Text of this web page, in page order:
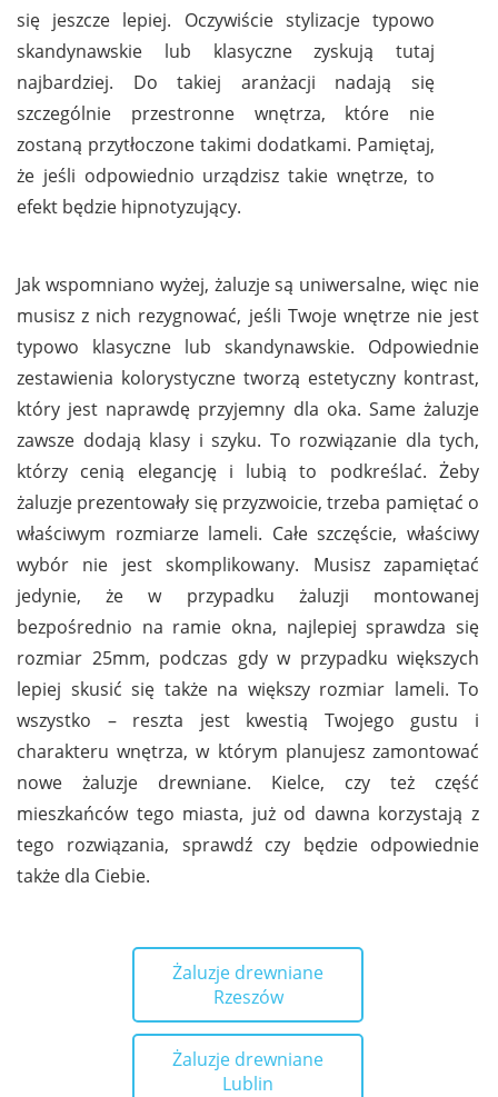
się jeszcze lepiej. Oczywiście stylizacje typowo
skandynawskie lub klasyczne zyskują tutaj
najbardziej. Do takiej aranżacji nadają się
szczególnie przestronne wnętrza, które nie
zostaną przytłoczone takimi dodatkami. Pamiętaj,
że jeśli odpowiednio urządzisz takie wnętrze, to
efekt będzie hipnotyzujący.
Jak wspomniano wyżej, żaluzje są uniwersalne, więc nie
musisz z nich rezygnować, jeśli Twoje wnętrze nie jest
typowo klasyczne lub skandynawskie. Odpowiednie
zestawienia kolorystyczne tworzą estetyczny kontrast,
który jest naprawdę przyjemny dla oka. Same żaluzje
zawsze dodają klasy i szyku. To rozwiązanie dla tych,
którzy cenią elegancję i lubią to podkreślać. Żeby
żaluzje prezentowały się przyzwoicie, trzeba pamiętać o
właściwym rozmiarze lameli. Całe szczęście, właściwy
wybór nie jest skomplikowany. Musisz zapamiętać
jedynie, że w przypadku żaluzji montowanej
bezpośrednio na ramie okna, najlepiej sprawdza się
rozmiar 25mm, podczas gdy w przypadku większych
lepiej skusić się także na większy rozmiar lameli. To
wszystko – reszta jest kwestią Twojego gustu i
charakteru wnętrza, w którym planujesz zamontować
nowe żaluzje drewniane. Kielce, czy też część
mieszkańców tego miasta, już od dawna korzystają z
tego rozwiązania, sprawdź czy będzie odpowiednie
także dla Ciebie.
Żaluzje drewniane
Rzeszów
Żaluzje drewniane
Lublin